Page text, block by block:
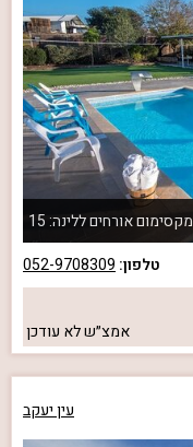
מקסימום אורחים ללינה: 15
טלפון: 052-9708309
אמצ״שלא עודכן
עין יעקב